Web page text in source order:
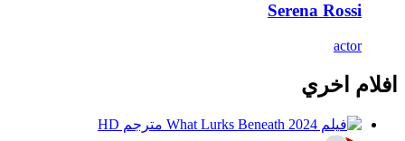
Serena Rossi
actor
افلام اخري